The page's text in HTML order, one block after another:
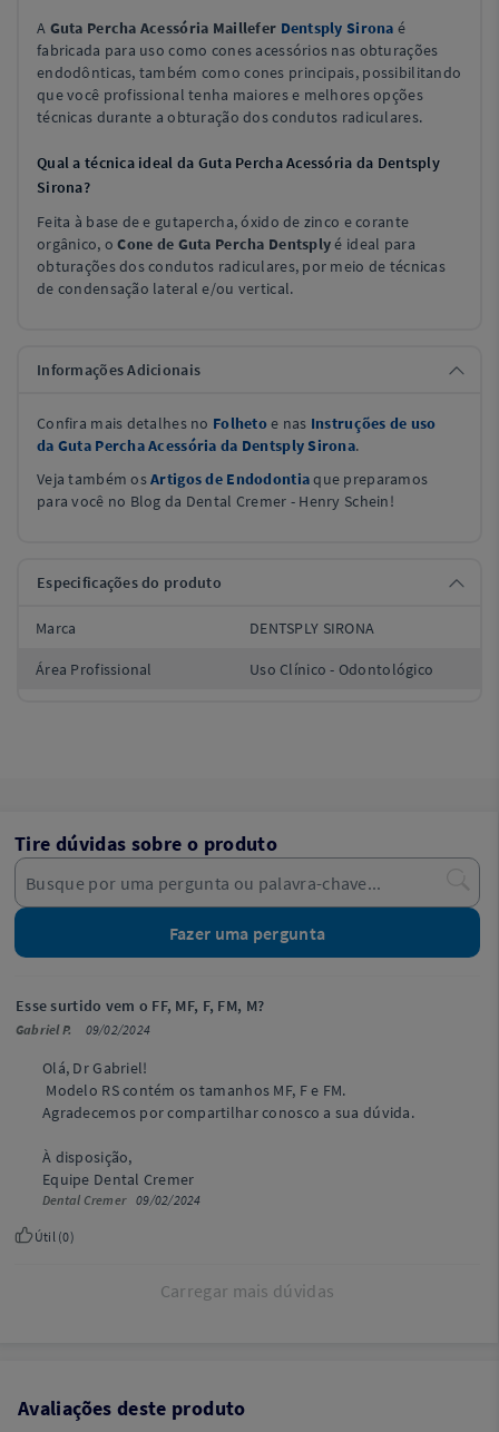
A Guta Percha Acessória Maillefer Dentsply Sirona é
fabricada para uso como cones acessórios nas obturações
endodônticas, também como cones principais, possibilitando
que você profissional tenha maiores e melhores opções
técnicas durante a obturação dos condutos radiculares.
Qual a técnica ideal da Guta Percha Acessória da Dentsply
Sirona?
Feita à base de e gutapercha, óxido de zinco e corante
orgânico, oCone de Guta Percha Dentsplyé ideal para
obturações dos condutos radiculares, por meio de técnicas
de condensação lateral e/ou vertical.
Informações Adicionais
Confira mais detalhes no Folhetoe nas Instruções de uso
da Guta Percha Acessória da Dentsply Sirona.
Veja também osArtigos de Endodontiaque preparamos
para você no Blog da Dental Cremer - Henry Schein!
Especificações do produto
Marca DENTSPLY SIRONA
Área Profissional Uso Clínico - Odontológico
Tire dúvidas sobre o produto
Fazer uma pergunta
Esse surtido vem o FF, MF, F, FM, M?
Gabriel P. 09/02/2024
Olá, Dr Gabriel!
Modelo RS contém os tamanhos MF, F e FM.
Agradecemos por compartilhar conosco a sua dúvida.
À disposição,
Equipe Dental Cremer
Dental Cremer09/02/2024
Útil (0)
Carregar mais dúvidas
Avaliações deste produto